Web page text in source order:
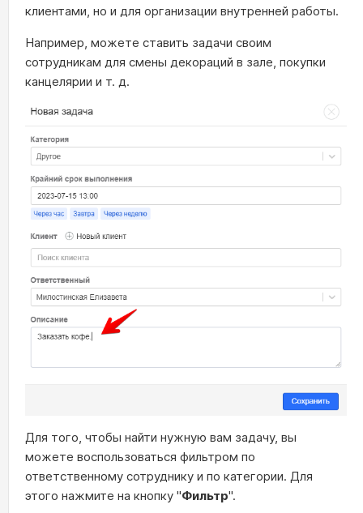
клиентами, но и для организации внутренней работы.
Например, можете ставить задачи своим
сотрудникам для смены декораций в зале, покупки
канцелярии и т. д.
Для того, чтобы найти нужную вам задачу, вы
можете воспользоваться фильтром по
ответственному сотруднику и по категории. Для
этого нажмите на кнопку "Фильтр".